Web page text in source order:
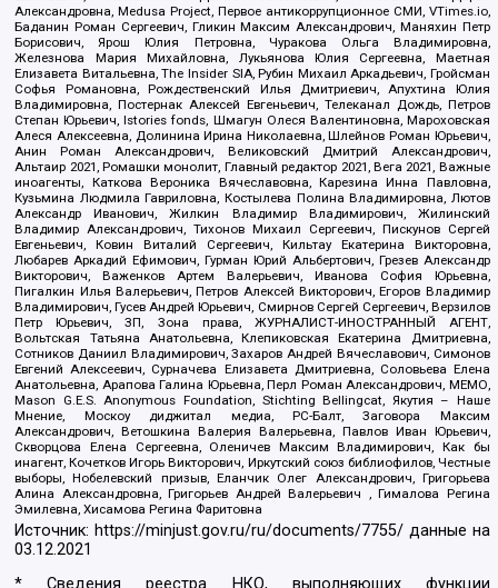
Александровна, Medusa Project, Первое антикоррупционное СМИ, VTimes.io,
Баданин Роман Сергеевич, Гликин Максим Александрович, Маняхин Петр
Борисович, Ярош Юлия Петровна, Чуракова Ольга Владимировна,
Железнова Мария Михайловна, Лукьянова Юлия Сергеевна, Маетная
Елизавета Витальевна, The Insider SIA, Рубин Михаил Аркадьевич, Гройсман
Софья Романовна, Рождественский Илья Дмитриевич, Апухтина Юлия
Владимировна, Постернак Алексей Евгеньевич, Телеканал Дождь, Петров
Степан Юрьевич, Istories fonds, Шмагун Олеся Валентиновна, Мароховская
Алеся Алексеевна, Долинина Ирина Николаевна, Шлейнов Роман Юрьевич,
Анин Роман Александрович, Великовский Дмитрий Александрович,
Альтаир 2021, Ромашки монолит, Главный редактор 2021, Вега 2021, Важные
иноагенты, Каткова Вероника Вячеславовна, Карезина Инна Павловна,
Кузьмина Людмила Гавриловна, Костылева Полина Владимировна, Лютов
Александр Иванович, Жилкин Владимир Владимирович, Жилинский
Владимир Александрович, Тихонов Михаил Сергеевич, Пискунов Сергей
Евгеньевич, Ковин Виталий Сергеевич, Кильтау Екатерина Викторовна,
Любарев Аркадий Ефимович, Гурман Юрий Альбертович, Грезев Александр
Викторович, Важенков Артем Валерьевич, Иванова София Юрьевна,
Пигалкин Илья Валерьевич, Петров Алексей Викторович, Егоров Владимир
Владимирович, Гусев Андрей Юрьевич, Смирнов Сергей Сергеевич, Верзилов
Петр Юрьевич, ЗП, Зона права, ЖУРНАЛИСТ-ИНОСТРАННЫЙ АГЕНТ,
Вольтская Татьяна Анатольевна, Клепиковская Екатерина Дмитриевна,
Сотников Даниил Владимирович, Захаров Андрей Вячеславович, Симонов
Евгений Алексеевич, Сурначева Елизавета Дмитриевна, Соловьева Елена
Анатольевна, Арапова Галина Юрьевна, Перл Роман Александрович, МЕМО,
Mason G.E.S. Anonymous Foundation, Stichting Bellingcat, Якутия – Наше
Мнение, Москоу диджитал медиа, РС-Балт, Заговора Максим
Александрович, Ветошкина Валерия Валерьевна, Павлов Иван Юрьевич,
Скворцова Елена Сергеевна, Оленичев Максим Владимирович, Как бы
инагент, Кочетков Игорь Викторович, Иркутский союз библиофилов, Честные
выборы, Нобелевский призыв, Еланчик Олег Александрович, Григорьева
Алина Александровна, Григорьев Андрей Валерьевич , Гималова Регина
Эмилевна, Хисамова Регина Фаритовна
Источник: https://minjust.gov.ru/ru/documents/7755/ данные на
03.12.2021